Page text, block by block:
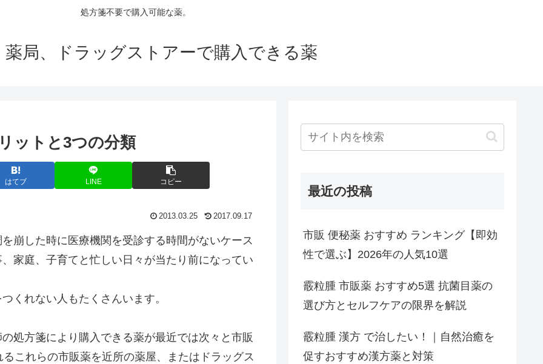
処方箋不要で購入可能な薬。
薬局、ドラッグストアーで購入できる薬
ットと3つの分類
はてブ LINE コピー
2013.03.25 2017.09.17
崩した時に医療機関を受診する時間がないケース
家庭、子育てと忙しい日々が当たり前になってい
くれない人もたくさんいます。
処方箋により購入できる薬が最近では次々と市販
これらの市販薬を近所の薬屋、またはドラッグス
最近の投稿
市販 便秘薬 おすすめ ランキング【即効
性で選ぶ】2026年の人気10選
霰粒腫 市販薬 おすすめ5選 抗菌目薬の
選び方とセルフケアの限界を解説
霰粒腫 漢方 で治したい！｜自然治癒を
促すおすすめ漢方薬と対策